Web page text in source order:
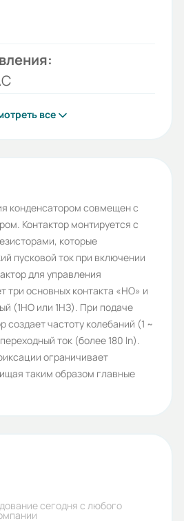
(В):
напряжение (кВ):
NO+NC:
все
конденсатором совмещен с
Контактор монтируется с
которые
пусковой ток при включении
для управления
три основных контакта «НО» и
(1НО или 1НЗ). При подаче
создает частоту колебаний (1 ~
ток (более 180 ln).
ограничивает
таким образом главные
сегодня с любого